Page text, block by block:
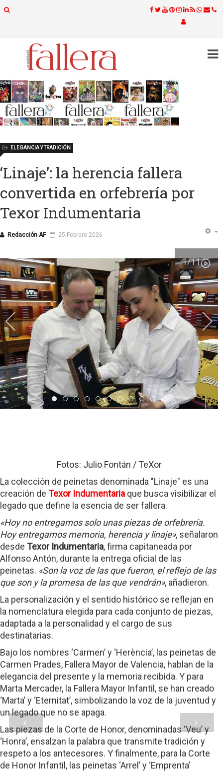
‘Linaje’: la herencia fallera
convertida en orfebrería por
Texor Indumentaria
Redacción AF
ELEGANCIA Y TRADICIÓN
25 Febrero 2026
Item 0
Item 1Item 2
Item 3
Item 4
Item 5
Item 6
Item 7
Item 8
Item 9
Item 10
1/11
Fotos: Julio Fontán / TeXor
La colección de peinetas denominada "Linaje" es una
creación de Texor Indumentaria que busca visibilizar el
legado que define la esencia de ser fallera.
«Hoy no entregamos solo unas piezas de orfebrería.
Hoy entregamos memoria, herencia y linaje», señalaron
desde Texor Indumentaria, firma capitaneada por
Alfonso Antón, durante la entrega oficial de las
peinetas. «Son la voz de las que fueron, el reflejo de las
que son y la promesa de las que vendrán», añadieron.
La personalización y el sentido histórico se reflejan en
la nomenclatura elegida para cada conjunto de piezas,
adaptada a la personalidad y el cargo de sus
destinatarias.
Bajo los nombres ‘Carmen’ y ‘Herència’, las peinetas de
Carmen Prades, Fallera Mayor de Valencia, hablan de la
elegancia del presente y la memoria recibida. Y para
Marta Mercader, la Fallera Mayor Infantil, se han creado
‘Marta’ y ‘Eternitat’, simbolizando la voz de la juventud y
un legado que no se apaga.
Las piezas de la Corte de Honor, denominadas ‘Veu’ y
‘Honra’, ensalzan la palabra que transmite tradición y
respeto a los antecesores. Y finalmente, para la Corte
de Honor Infantil, las peinetas ‘Arrel’ y ‘Emprenta’